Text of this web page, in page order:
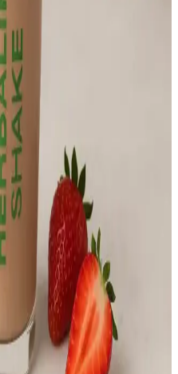
ürün. Doğal yaşam ve güzellik
Tozları Sağlıklı ve
sağlıklı yaşamı
doğal ürünlerdir. Günlük
bağışıklık sistemini güçlendirir.
ve Piyasa
şekerli alkollü içecekler, sağlık
ilgi görüyor. Piyasa sınırlı
yaygınlaşması
Yaşam ve Sindirim
sindirimi destekler,
yardımcı olur. Günlük
ulaşmak mümkün.